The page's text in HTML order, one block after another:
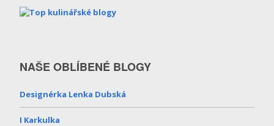
NAŠE OBLÍBENÉ BLOGY
Designérka Lenka Dubská
I Karkulka